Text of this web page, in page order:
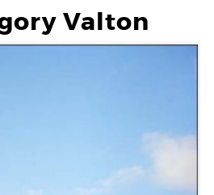
Valton